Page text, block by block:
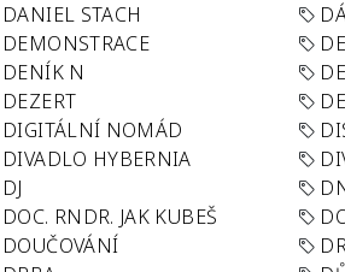
DANIEL STACH
DEMONSTRACE
DENÍK N
DEZERT
DIGITÁLNÍ NOMÁD
DIVADLO HYBERNIA
DJ
DOC. RNDR. JAK KUBEŠ
DOUČOVÁNÍ